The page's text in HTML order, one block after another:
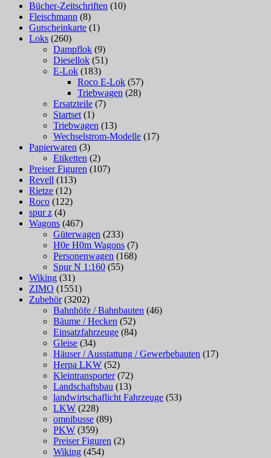
Bücher-Zeitschriften (10)
Fleischmann (8)
Gutscheinkarte (1)
Loks (260)
Dampflok (9)
Diesellok (51)
E-Lok (183)
Roco E-Lok (57)
Triebwagen (28)
Ersatzteile (7)
Startset (1)
Triebwagen (13)
Wechselstrom-Modelle (17)
Papierwaren (3)
Etiketten (2)
Preiser Figuren (107)
Revell (113)
Rietze (12)
Roco (122)
spur z (4)
Wagons (467)
Güterwagen (233)
H0e H0m Wagons (7)
Personenwagen (168)
Spur N 1:160 (55)
Wiking (31)
ZIMO (1551)
Zubehör (3202)
Bahnhöfe / Bahnbauten (46)
Bäume / Hecken (52)
Einsatzfahrzeuge (84)
Gleise (34)
Häuser / Ausstattung / Gewerbebauten (17)
Herpa LKW (52)
Kleintransporter (72)
Landschaftsbau (13)
landwirtschaflicht Fahrzeuge (53)
LKW (228)
omnibusse (89)
PKW (359)
Preiser Figuren (2)
Wiking (454)